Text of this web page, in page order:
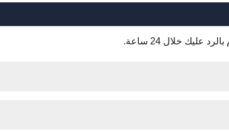
خلال 24 ساعة.